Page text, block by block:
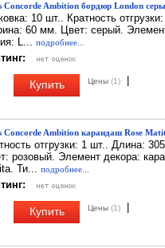
Concorde Ambition бордюр London
10 шт.. Кратность
60 мм. Цвет: серый.
L... подробнее...
Купить Цены (1)
Concorde Ambition карандаш Rose
отгрузки: 1 шт.. Длина:
розовый. Элемент декора:
Ти... подробнее...
Купить Цены (1)